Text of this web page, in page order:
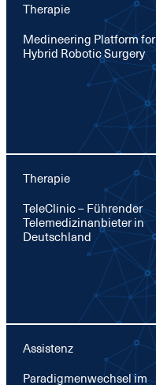
Therapie
Me­di­nee­ring Plat­form for
Hy­brid Ro­botic Sur­ge­ry
Therapie
TeleCli­nic – Füh­ren­der
Te­le­me­di­zin­an­bie­ter in
Deutsch­land
Assistenz
Pa­ra­dig­men­wech­sel im